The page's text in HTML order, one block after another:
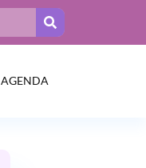
AGENDA